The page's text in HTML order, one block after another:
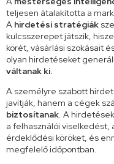
teljesen átalakította a
A hirdetési stratégiák
kulcsszerepet játszik,
körét, vásárlási szokásait
olyan hirdetéseket
váltanak ki.
A személyre szabott
javítják, hanem a cégek
biztosítanak. A
a felhasználói
érdeklődési köröket, és
megfelelő időpontban.